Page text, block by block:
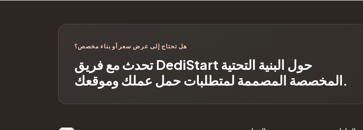
هل تحتاج إلى عرض سعر أو بناء مخصص؟
تحدث مع فريق DediStart حول البنية التحتية
المخصصة المصممة لمتطلبات حمل عملك وموقعك.